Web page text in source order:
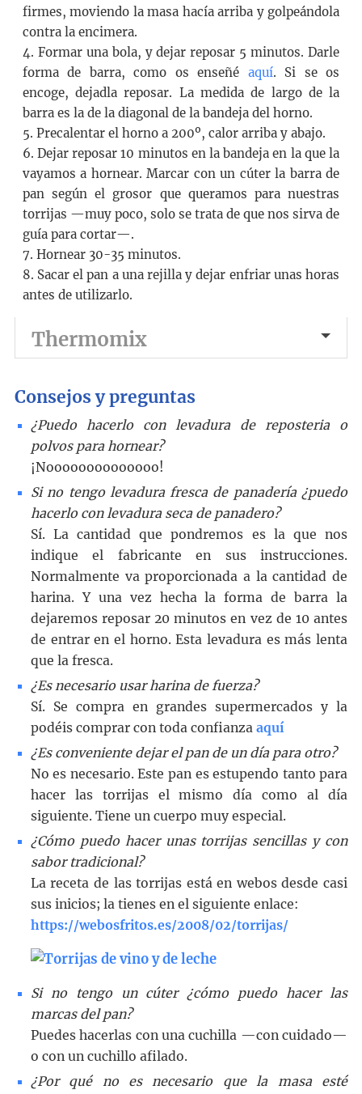
firmes, moviendo la masa hacía arriba y golpeándola
contra la encimera.
4. Formar una bola, y dejar reposar 5 minutos. Darle
forma de barra, como os enseñé aquí. Si se os
encoge, dejadla reposar. La medida de largo de la
barra es la de la diagonal de la bandeja del horno.
5. Precalentar el horno a 200º, calor arriba y abajo.
6. Dejar reposar 10 minutos en la bandeja en la que la
vayamos a hornear. Marcar con un cúter la barra de
pan según el grosor que queramos para nuestras
torrijas —muy poco, solo se trata de que nos sirva de
guía para cortar—.
7. Hornear 30-35 minutos.
8. Sacar el pan a una rejilla y dejar enfriar unas horas
antes de utilizarlo.
Thermomix
Consejos y preguntas
¿Puedo hacerlo con levadura de reposteria o
polvos para hornear?
¡Noooooooooooooo!
Si no tengo levadura fresca de panadería ¿puedo
hacerlo con levadura seca de panadero?
Sí. La cantidad que pondremos es la que nos
indique el fabricante en sus instrucciones.
Normalmente va proporcionada a la cantidad de
harina. Y una vez hecha la forma de barra la
dejaremos reposar 20 minutos en vez de 10 antes
de entrar en el horno. Esta levadura es más lenta
que la fresca.
¿Es necesario usar harina de fuerza?
Sí. Se compra en grandes supermercados y la
podéis comprar con toda confianza aquí
¿Es conveniente dejar el pan de un día para otro?
No es necesario. Este pan es estupendo tanto para
hacer las torrijas el mismo día como al día
siguiente. Tiene un cuerpo muy especial.
¿Cómo puedo hacer unas torrijas sencillas y con
sabor tradicional?
La receta de las torrijas está en webos desde casi
sus inicios; la tienes en el siguiente enlace:
https://webosfritos.es/2008/02/torrijas/
Si no tengo un cúter ¿cómo puedo hacer las
marcas del pan?
Puedes hacerlas con una cuchilla —con cuidado—
o con un cuchillo afilado.
¿Por qué no es necesario que la masa esté